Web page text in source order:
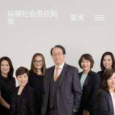
纵横社会责任网
络 查询